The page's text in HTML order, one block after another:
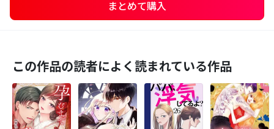
まとめて購入
この作品の読者によく読まれている作品